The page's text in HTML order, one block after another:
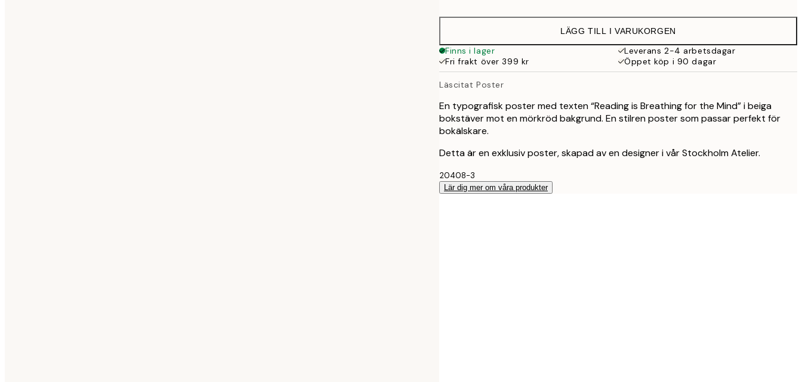
40x50 cm
70x100 cm 509 kr
100x150 cm 1 159 kr
LÄGG TILL I VARUKORGEN
Finns i lager
Leverans 2-4 arbetsdagar
Fri frakt över 399 kr
Öppet köp i 90 dagar
Läscitat Poster
En typografisk poster med texten “Reading is Breathing for the Mind” i beiga
bokstäver mot en mörkröd bakgrund. En stilren poster som passar perfekt för
bokälskare.
Detta är en exklusiv poster, skapad av en designer i vår Stockholm Atelier.
20408-3
Lär dig mer om våra produkter